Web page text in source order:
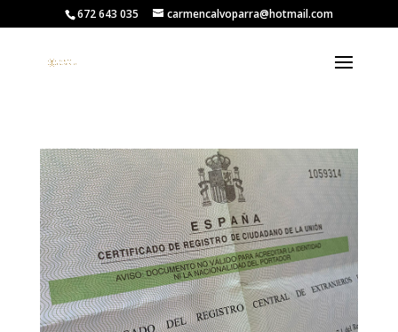
672 643 035 carmencalvoparra@hotmail.com